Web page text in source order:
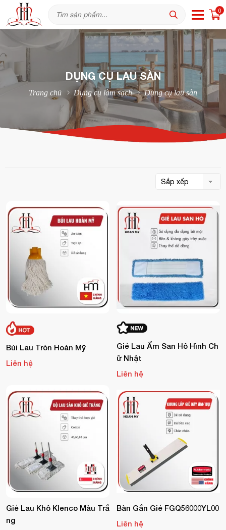
0
DỤNG CỤ LAU SÀN
Trang chủ Dụng cụ làm sạch Dụng cụ lau sàn
Búi Lau Tròn Hoàn Mỹ
Liên hệ
Giẻ Lau Ẩm San Hô Hình Ch
Ữ Nhật
Liên hệ
Giẻ Lau Khô Klenco Màu Trắ
Ng
Bàn Gắn Giẻ FGQ56000YL00
Liên hệ